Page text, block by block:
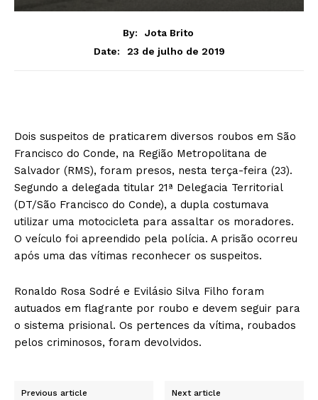
By:
Jota Brito
Date:
23 de julho de 2019
Dois suspeitos de praticarem diversos roubos em São
Francisco do Conde, na Região Metropolitana de
Salvador (RMS), foram presos, nesta terça-feira (23).
Segundo a delegada titular 21ª Delegacia Territorial
(DT/São Francisco do Conde), a dupla costumava
utilizar uma motocicleta para assaltar os moradores.
O veículo foi apreendido pela polícia. A prisão ocorreu
após uma das vítimas reconhecer os suspeitos.
Ronaldo Rosa Sodré e Evilásio Silva Filho foram
autuados em flagrante por roubo e devem seguir para
o sistema prisional. Os pertences da vítima, roubados
pelos criminosos, foram devolvidos.
Previous article Next article